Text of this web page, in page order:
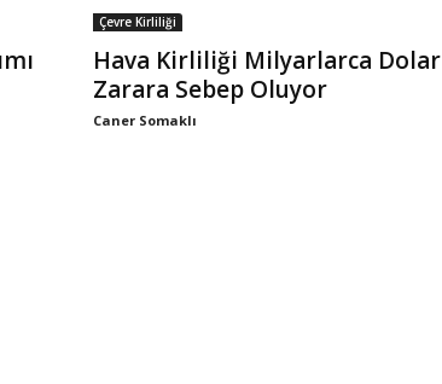
Çevre Kirliliği
Hava Kirliliği Milyarlarca Dolar
Zarara Sebep Oluyor
Caner Somaklı